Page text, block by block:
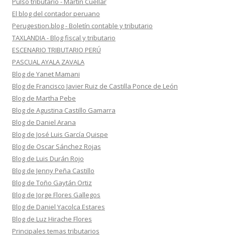
El blog del contador peruano
Perugestion.blog - Boletín contable y tributario
TAXLANDIA - Blog fiscal y tributario
ESCENARIO TRIBUTARIO PERÚ
PASCUAL AYALA ZAVALA
Blog de Yanet Mamani
Blog de Francisco Javier Ruiz de Castilla Ponce de León
Blog de Martha Pebe
Blog de Agustina Castillo Gamarra
Blog de Daniel Arana
Blog de José Luis García Quispe
Blog de Oscar Sánchez Rojas
Blog de Luis Durán Rojo
Blog de Jenny Peña Castillo
Blog de Toño Gaytán Ortiz
Blog de Jorge Flores Gallegos
Blog de Daniel Yacolca Estares
Blog de Luz Hirache Flores
Principales temas tributarios